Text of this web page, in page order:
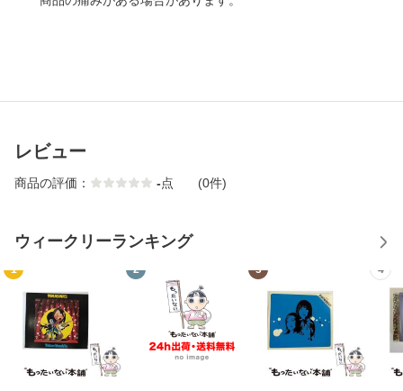
レビュー
商品の評価： -点 (0件)
ウィークリーランキング
1 2 3 4